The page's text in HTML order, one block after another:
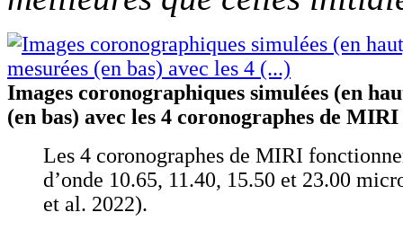
Images coronographiques simulées (en
(en bas) avec les 4 coronographes de MIRI
Les 4 coronographes de MIRI
d’onde 10.65, 11.40, 15.50 et 23.00
et al. 2022).